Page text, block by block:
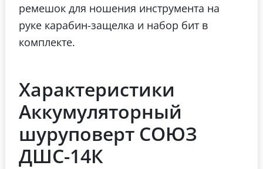
ремешок для ношения инструмента на
руке карабин-защелка и набор бит в
комплекте.
Характеристики
Аккумуляторный
шуруповерт СОЮЗ
ДШС-14К